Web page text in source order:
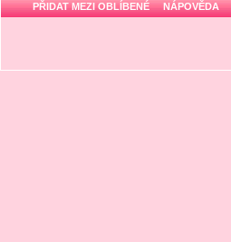
PŘIDAT MEZI OBLÍBENÉ NÁPOVĚDA